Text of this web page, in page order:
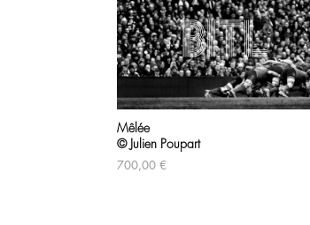
Mêlée
© Julien Poupart
700,00 €